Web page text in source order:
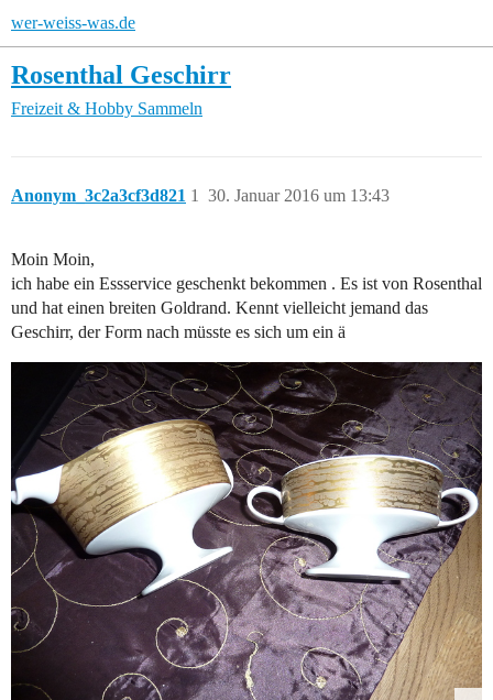
wer-weiss-was.de
Rosenthal Geschirr
Freizeit & Hobby Sammeln
Anonym_3c2a3cf3d821 30. Januar 2016 um 13:43
1
Moin Moin,
ich habe ein Essservice geschenkt bekommen . Es ist von Rosenthal
und hat einen breiten Goldrand. Kennt vielleicht jemand das
Geschirr, der Form nach müsste es sich um ein ä